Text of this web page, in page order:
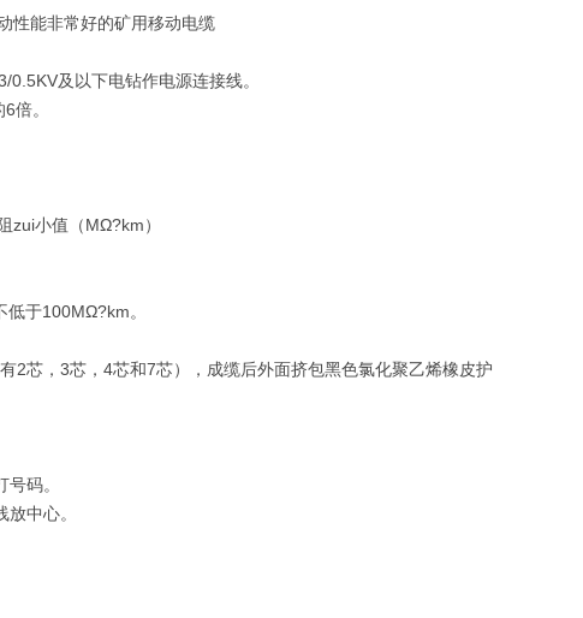
性能非常好的矿用移动电缆
及以下电钻作电源连接线。
倍。
小值（MΩ?km）
于100MΩ?km。
2芯，3芯，4芯和7芯），成缆后外面挤包黑色氯化聚乙烯橡皮护
码。
中心。